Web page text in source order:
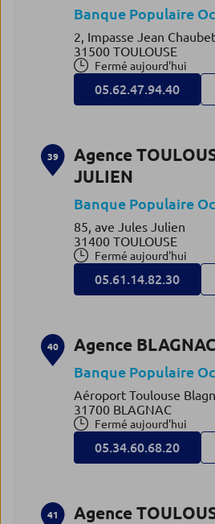
Banque Populaire
2, Impasse Jean Chaubet
31500 TOULOUSE
Fermé aujourd'hui
05.62.47.94.40
39
Agence
JULIEN
Banque Populaire
85, ave Jules Julien
31400 TOULOUSE
Fermé aujourd'hui
05.61.14.82.30
40 Agence
Banque Populaire
Aéroport Toulouse
31700 BLAGNAC
Fermé aujourd'hui
05.34.60.68.20
41
Agence